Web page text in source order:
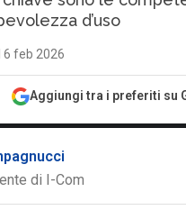
d’uso
6 feb 2026
Aggiungi tra i preferiti su
di I-Com